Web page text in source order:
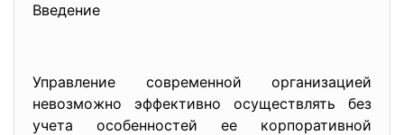
Введение
Управление современной организацией
невозможно эффективно осуществлять без
учета особенностей ее корпоративной